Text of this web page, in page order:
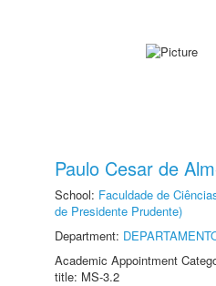
Paulo Cesar de
School: Faculdade de
de Presidente Prudente)
Department:
Academic Appointment
title: MS-3.2